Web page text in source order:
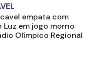
empata com
Luz em jogo morno
Olímpico Regional